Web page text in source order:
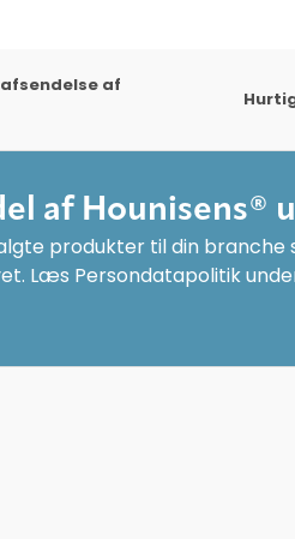
af
af Hounisens®
produkter til din
Læs Persondatapolitik